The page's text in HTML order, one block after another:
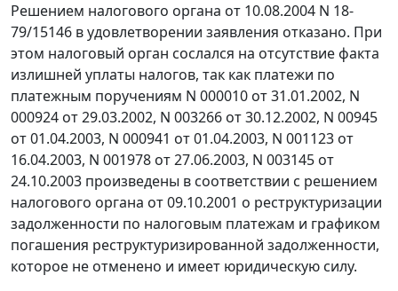
Решением налогового органа от 10.08.2004 N 18-
79/15146 в удовлетворении заявления отказано. При
этом налоговый орган сослался на отсутствие факта
излишней уплаты налогов, так как платежи по
платежным поручениям N 000010 от 31.01.2002, N
000924 от 29.03.2002, N 003266 от 30.12.2002, N 00945
от 01.04.2003, N 000941 от 01.04.2003, N 001123 от
16.04.2003, N 001978 от 27.06.2003, N 003145 от
24.10.2003 произведены в соответствии с решением
налогового органа от 09.10.2001 о реструктуризации
задолженности по налоговым платежам и графиком
погашения реструктуризированной задолженности,
которое не отменено и имеет юридическую силу.